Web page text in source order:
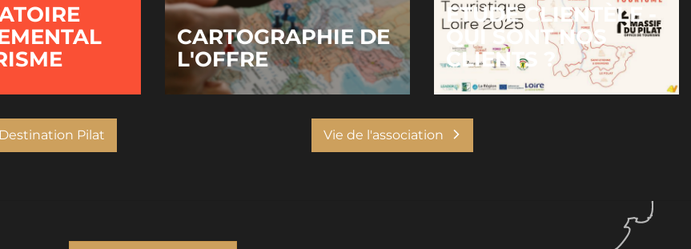
CARTOGRAPHIE DE
L'OFFRE
ETUDE CLIENTÈLE -
QUI SONT NOS
CLIENTS ?
Pilat Vie de l'association